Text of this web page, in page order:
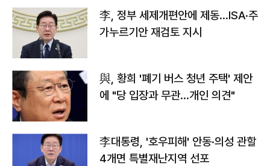
李, 정부 세제개편안에 제동…ISA·주
가누르기안 재검토 지시
與, 황희 '폐기 버스 청년 주택' 제안
에 "당 입장과 무관…개인 의견"
李대통령, '호우피해' 안동·의성 관할
4개면 특별재난지역 선포